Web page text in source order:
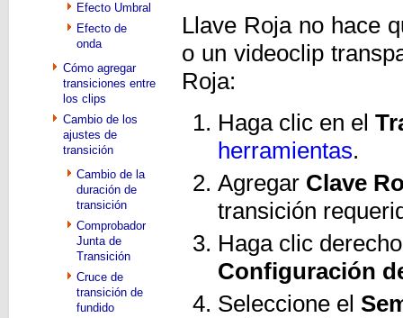
Efecto Umbral
Efecto de
onda
Cómo agregar
transiciones entre
los clips
Cambio de los
ajustes de
transición
Cambio de la
duración de
transición
Comprobador
Junta de
Transición
Cruce de
transición de
fundido
Llave Roja no hace
o un videoclip
Roja:
Haga clic en el
herramientas.
Agregar Clave
transición
Haga clic
Configuración
Seleccione el